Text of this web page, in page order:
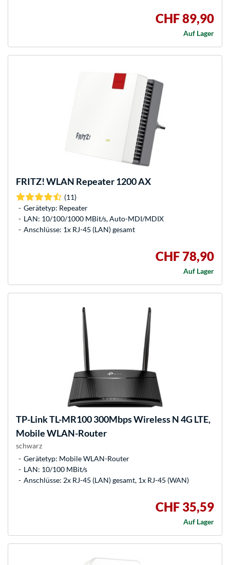
CHF 89,90
Auf Lager
FRITZ!WLAN Repeater 1200 AX
(11)
Gerätetyp: Repeater
LAN: 10/100/1000 MBit/s, Auto-MDI/MDIX
Anschlüsse: 1x RJ-45 (LAN) gesamt
CHF 78,90
Auf Lager
TP-LinkTL-MR100 300Mbps Wireless N 4G LTE,
Mobile WLAN-Router
schwarz
Gerätetyp: Mobile WLAN-Router
LAN: 10/100 MBit/s
Anschlüsse: 2x RJ-45 (LAN) gesamt, 1x RJ-45 (WAN)
CHF 35,59
Auf Lager